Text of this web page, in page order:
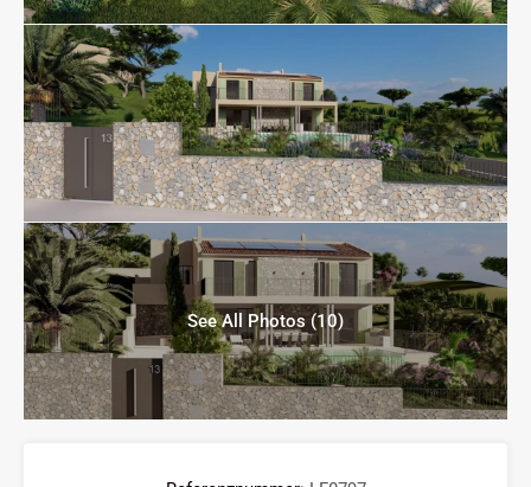
See All Photos (10)